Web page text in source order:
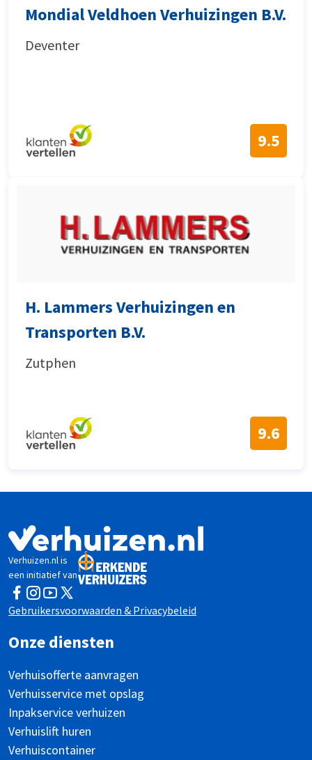
Mondial Veldhoen Verhuizingen B.V.
Deventer
9.5
H. Lammers Verhuizingen en
Transporten B.V.
Zutphen
9.6
Verhuizen.nl is
een initiatief van
Facebook
Instagram
YouTubeTwitter
Gebruikersvoorwaarden & Privacybeleid
Onze diensten
Verhuisofferte aanvragen
Verhuisservice met opslag
Inpakservice verhuizen
Verhuislift huren
Verhuiscontainer